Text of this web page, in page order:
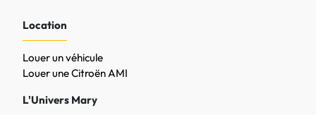
Location
Louer un véhicule
Louer une Citroën AMI
L'Univers Mary